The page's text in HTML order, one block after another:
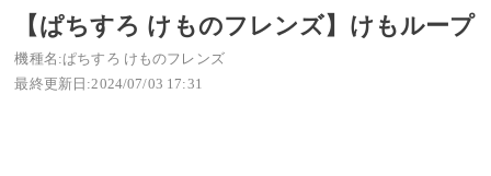
【ぱちすろ けものフレンズ】けもループ
機種名:ぱちすろ けものフレンズ
最終更新日:2024/07/03 17:31